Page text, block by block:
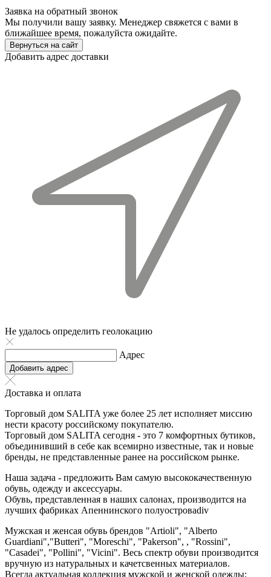
Заявка на обратный звонок
Мы получили вашу заявку. Менеджер свяжется с вами в
ближайшее время, пожалуйста ожидайте.
Вернуться на сайт
Добавить адрес доставки
Не удалось определить геолокацию
Адрес
Добавить адрес
Доставка и оплата
Торговый дом SALITA уже более 25 лет исполняет миссию
нести красоту российскому покупателю.
Торговый дом SALITA сегодня - это 7 комфортных бутиков,
объединивший в себе как всемирно известные, так и новые
бренды, не представленные ранее на российском рынке.
Наша задача - предложить Вам самую высококачественную
обувь, одежду и аксессуары.
Обувь, представленная в наших салонах, производится на
лучших фабриках Апеннинского полуостроваdiv
Мужская и женсая обувь брендов "Artioli", "Alberto
Guardiani","Butteri", "Moreschi", "Pakerson", , "Rossini",
"Casadei", "Pollini", "Vicini". Весь спектр обуви производится
вручную из натуральных и качетсвенных материалов.
Всегда актуальная коллекция мужской и женской одежды: